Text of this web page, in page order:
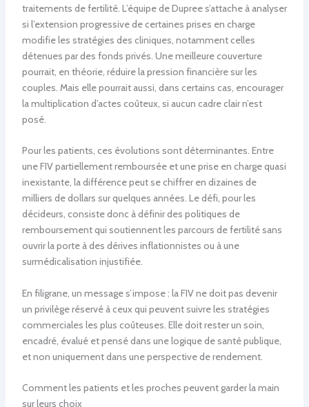
traitements de fertilité. L’équipe de Dupree s’attache à analyser
si l’extension progressive de certaines prises en charge
modifie les stratégies des cliniques, notamment celles
détenues par des fonds privés. Une meilleure couverture
pourrait, en théorie, réduire la pression financière sur les
couples. Mais elle pourrait aussi, dans certains cas, encourager
la multiplication d’actes coûteux, si aucun cadre clair n’est
posé.
Pour les patients, ces évolutions sont déterminantes. Entre
une FIV partiellement remboursée et une prise en charge quasi
inexistante, la différence peut se chiffrer en dizaines de
milliers de dollars sur quelques années. Le défi, pour les
décideurs, consiste donc à définir des politiques de
remboursement qui soutiennent les parcours de fertilité sans
ouvrir la porte à des dérives inflationnistes ou à une
surmédicalisation injustifiée.
En filigrane, un message s’impose : la FIV ne doit pas devenir
un privilège réservé à ceux qui peuvent suivre les stratégies
commerciales les plus coûteuses. Elle doit rester un soin,
encadré, évalué et pensé dans une logique de santé publique,
et non uniquement dans une perspective de rendement.
Comment les patients et les proches peuvent garder la main
sur leurs choix